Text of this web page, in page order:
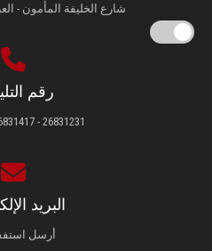
شارع الخليفة المأمون -
رقم
26831231 - 26831417 - 26831474
البريد
أرسل